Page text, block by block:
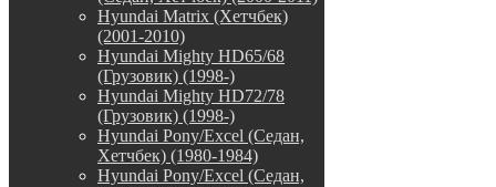
Hyundai Matrix (Хетчбек)
(2001-2010)
Hyundai Mighty HD65/68
(Грузовик) (1998-)
Hyundai Mighty HD72/78
(Грузовик) (1998-)
Hyundai Pony/Excel (Седан,
Хетчбек) (1980-1984)
Hyundai Pony/Excel (Седан,